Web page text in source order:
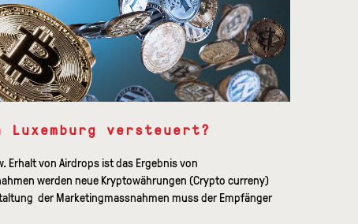
versteuert?
Erhalt von Airdrops ist das Ergebnis von
werden neue Kryptowährungen (Crypto curreny)
der Marketingmassnahmen muss der Empfänger